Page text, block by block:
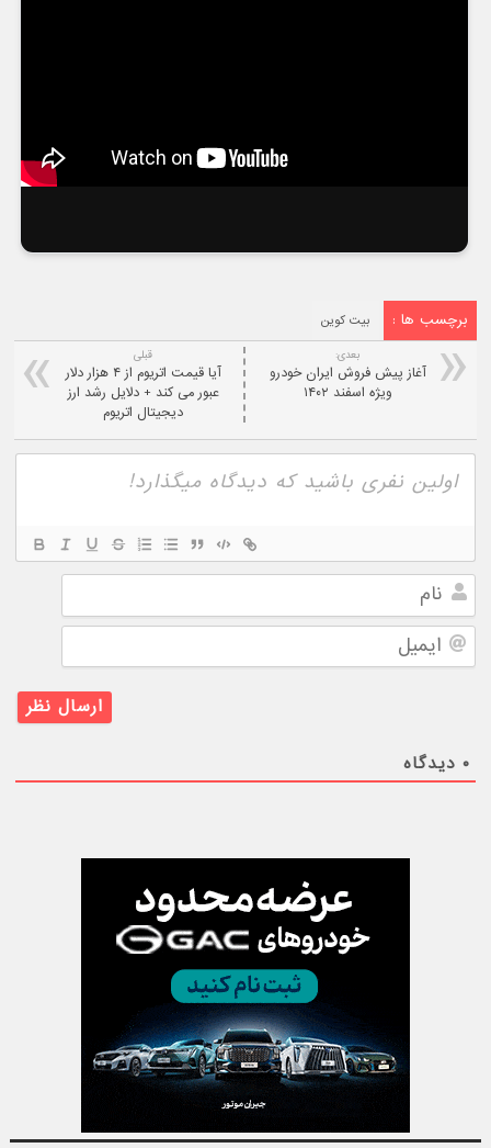
برچسب ها : بیت کوین
قبلی
آیا قیمت اتریوم از ۴ هزار دلار
عبور می کند + دلایل رشد ارز
دیجیتال اتریوم
بعدی:
آغاز پیش فروش ایران خودرو
ویژه اسفند ۱۴۰۲
نام
ایمیل
۰ دیدگاه